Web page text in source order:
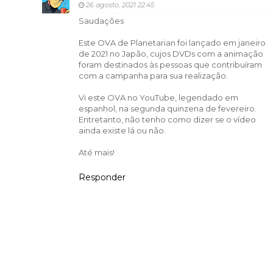
26 agosto, 2021 22:45
Saudações
Este OVA de Planetarian foi lançado em janeiro
de 2021 no Japão, cujos DVDs com a animação
foram destinados às pessoas que contribuíram
com a campanha para sua realização.
Vi este OVA no YouTube, legendado em
espanhol, na segunda quinzena de fevereiro.
Entretanto, não tenho como dizer se o vídeo
ainda existe lá ou não.
Até mais!
Responder